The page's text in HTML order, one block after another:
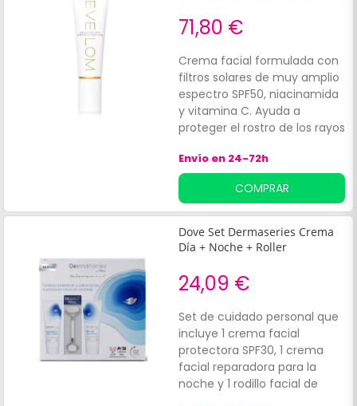
71,80 €
Crema facial formulada con
filtros solares de muy amplio
espectro SPF50, niacinamida
y vitamina C. Ayuda a
proteger el rostro de los rayos
unificar el tono de la piel,
gracias a sus propiedades
despigmentantes. Sus
ingredientes favorecen la
prevención de los signos de
fotoenvejecimiento. Esta
todo tipo de piel.
Envío en 24-72h
COMPRAR
Dove Set Dermaseries Crema
Día + Noche + Roller
24,09 €
Set de cuidado personal que
incluye 1 crema facial
protectora SPF30, 1 crema
facial reparadora para la
noche y 1 rodillo facial de